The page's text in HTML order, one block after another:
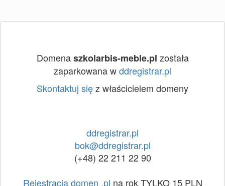
Domenaszkolarbis-meble.pl została
zaparkowana wddregistrar.pl
Skontaktuj sięz właścicielem domeny
ddregistrar.pl
bok@ddregistrar.pl
(+48) 22 211 22 90
Rejestracja domen .pl na rok TYLKO 15 PLN